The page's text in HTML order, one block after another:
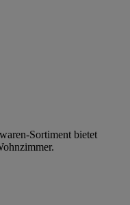
Sortiment bietet